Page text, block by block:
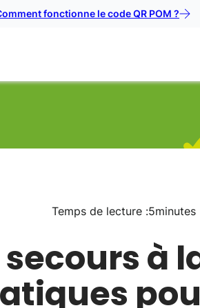
fonctionne le code QR POM ?
Temps de lecture :5minutes
à